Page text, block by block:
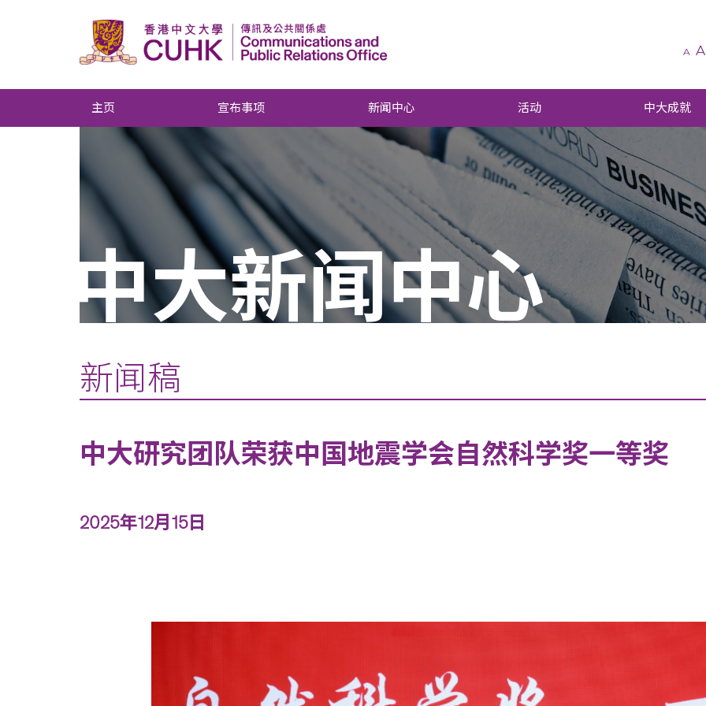
A A
主页 宣布事项 新闻中心 活动 中大成就
中大新闻中心
新闻稿
中大研究团队荣获中国地震学会自然科学奖一等奖
2025年12月15日